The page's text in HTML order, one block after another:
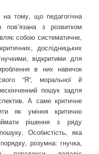
тому, що педагогічна
пов’язана з розвитком
собою систематичне,
дослідницьких
відкритими для
в них навичок
“Я”, моральної й
пошук задля
А саме критичне
як уміння критично
рішення з ряду
Особистість, яка
розумна: гнучка,